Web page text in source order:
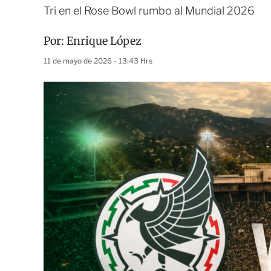
Tri en el Rose Bowl rumbo al Mundial 2026
Por: Enrique López
11 de mayo de 2026 - 13:43 Hrs